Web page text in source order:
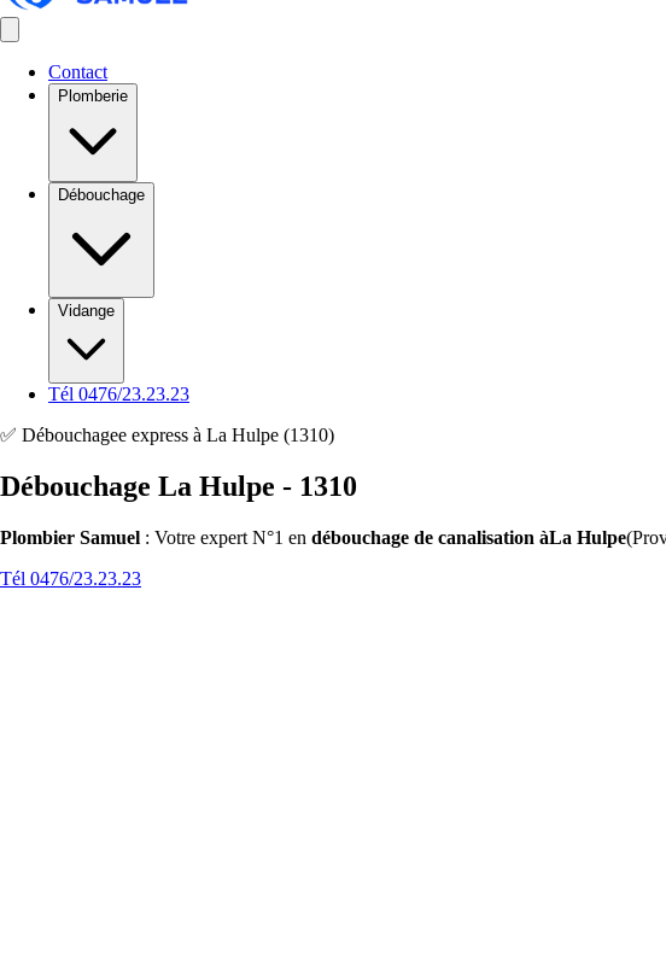
Contact
Plomberie
Débouchage
Vidange
Tél 0476/23.23.23
✅ Débouchagee express à La Hulpe (1310)
Débouchage La Hulpe - 1310
Plombier Samuel : Votre expert N°1 en débouchage de canalisation àLa Hulpe
Tél 0476/23.23.23